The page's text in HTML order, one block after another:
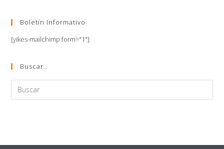
Boletín Informativo
[yikes-mailchimp form="1"]
Buscar..